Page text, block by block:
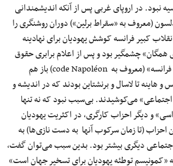
نبود. در اروپای غربی پس از آنکه اندیشمندانی
(معروف به «سقراط برلین») دوران روشنگری را
کبیر فرانسه کوشش یهودیان برای نهادینه
چشمگیر بود و پس از اعلام برابری حقوق
شهروندی در «قانون مدنی فرانسه» (معروف به code Napoléon) باز هم
هاینه تا لاسال و برنشتاین بودند که در اندیشه و
می‌کوشیدند. بی‌سبب نبود که نه تنها
و دیگر احزاب کارگری، در اکثریت یهودیان
احزاب (تا زمان سرکوب آنها به دست نازی‌ها) به
دیگری بیشتر بود. بدین سبب می‌توان گفت،
«کمونیسم توطئه یهودیان برای تسخیر جهان است»